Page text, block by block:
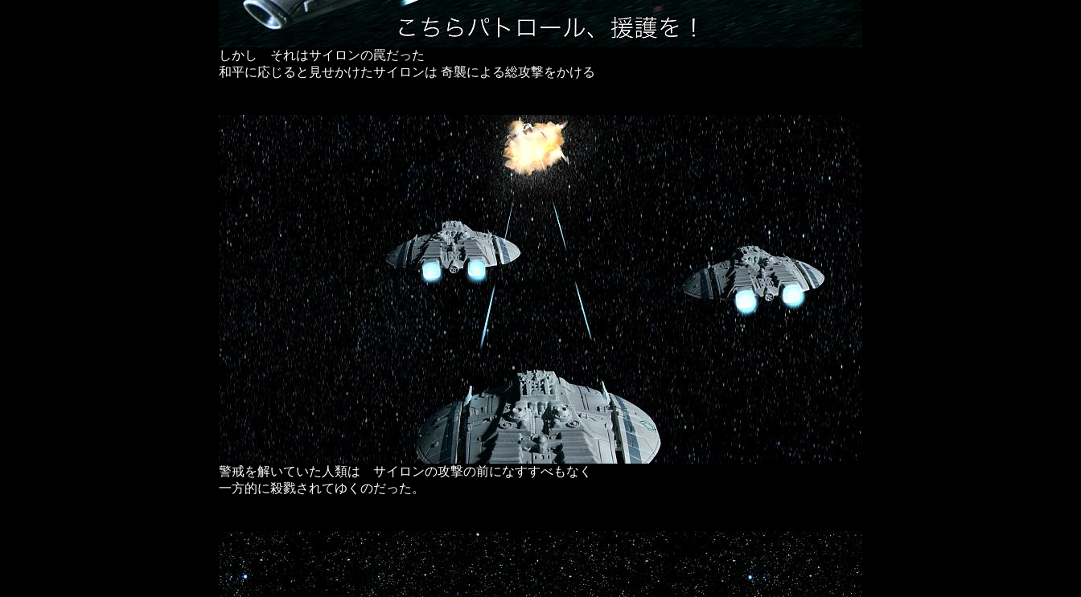
しかし それはサイロンの罠だった
和平に応じると見せかけたサイロンは 奇襲による総攻撃をかける
警戒を解いていた人類は サイロンの攻撃の前になすすべもなく
一方的に殺戮されてゆくのだった。